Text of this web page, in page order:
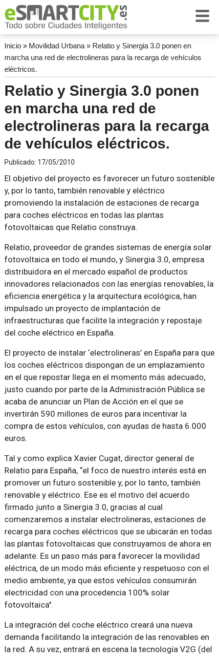
Inicio» Movilidad Urbana» Relatio y Sinergia 3.0 ponen en
marcha una red de electrolineras para la recarga de vehículos
eléctricos.
Relatio y Sinergia 3.0 ponen
en marcha una red de
electrolineras para la recarga
de vehículos eléctricos.
Publicado: 17/05/2010
El objetivo del proyecto es favorecer un futuro sostenible
y, por lo tanto, también renovable y eléctrico
promoviendo la instalación de estaciones de recarga
para coches eléctricos en todas las plantas
fotovoltaicas que Relatio construya.
Relatio, proveedor de grandes sistemas de energía solar
fotovoltaica en todo el mundo, y Sinergia 3.0, empresa
distribuidora en el mercado español de productos
innovadores relacionados con las energías renovables, la
eficiencia energética y la arquitectura ecológica, han
impulsado un proyecto de implantación de
infraestructuras que facilite la integración y repostaje
del coche eléctrico en España.
El proyecto de instalar ‘electrolineras’ en España para que
los coches eléctricos dispongan de un emplazamiento
en el que repostar llega en el momento más adecuado,
justo cuando por parte de la Administración Pública se
acaba de anunciar un Plan de Acción en el que se
invertirán 590 millones de euros para incentivar la
compra de estos vehículos, con ayudas de hasta 6.000
euros.
Tal y como explica Xavier Cugat, director general de
Relatio para España, “el foco de nuestro interés está en
promover un futuro sostenible y, por lo tanto, también
renovable y eléctrico. Ese es el motivo del acuerdo
firmado junto a Sinergia 3.0, gracias al cual
comenzaremos a instalar electrolineras, estaciones de
recarga para coches eléctricos que se ubicarán en todas
las plantas fotovoltaicas que construyamos de ahora en
adelante. Es un paso más para favorecer la movilidad
eléctrica, de un modo más eficiente y respetuoso con el
medio ambiente, ya que estos vehículos consumirán
electricidad con una procedencia 100% solar
fotovoltaica".
La integración del coche eléctrico creará una nueva
demanda facilitando la integración de las renovables en
la red. A su vez, entrará en escena la tecnología V2G (del